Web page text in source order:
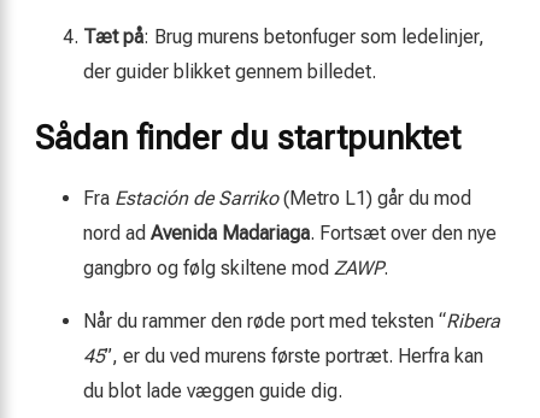
Tæt på: Brug murens betonfuger som ledelinjer,
der guider blikket gennem billedet.
Sådan finder du startpunktet
Fra Estación de Sarriko(Metro L1) går du mod
nord ad Avenida Madariaga. Fortsæt over den nye
gangbro og følg skiltene mod ZAWP.
Når du rammer den røde port med teksten “Ribera
45”, er du ved murens første portræt. Herfra kan
du blot lade væggen guide dig.